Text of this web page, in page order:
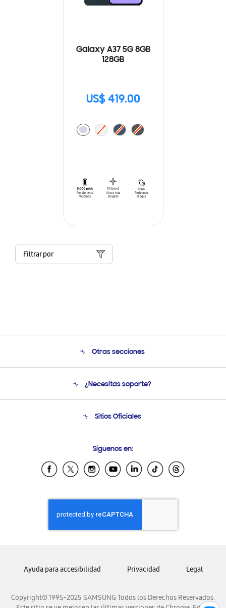
Galaxy A37 5G 8GB
128GB
US$ 419.00
Filtrar por
Otras secciones
Soporte
Condiciones de Compra
¿Necesitas soporte?
Soporte vía eMail
Sitios Oficiales
Samsung Ecuador
Samsung El Salvador
Samsung Honduras
Samsung Nicaragua
Samsung Panamá
Samsung Venezuela
Síguenos en:
Copyright© 1995-2025 SAMSUNG Todos los Derechos Reservados.
Ayuda para accesibilidad Privacidad Legal